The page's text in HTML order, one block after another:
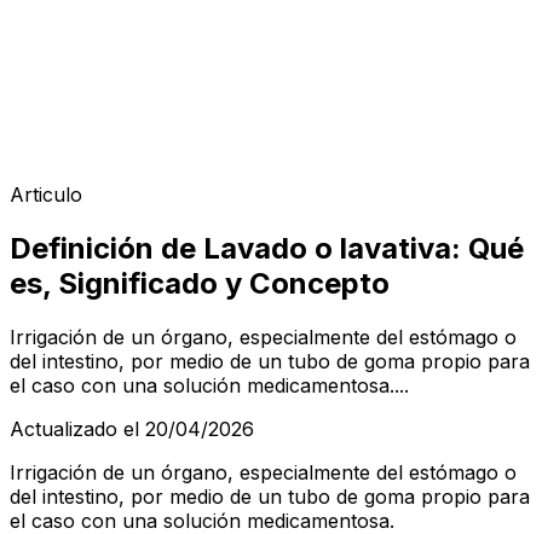
Articulo
Definición de Lavado o lavativa: Qué
es, Significado y Concepto
Irrigación de un órgano, especialmente del estómago o
del intestino, por medio de un tubo de goma propio para
el caso con una solución medicamentosa....
Actualizado el 20/04/2026
Irrigación de un órgano, especialmente del estómago o
del intestino, por medio de un tubo de goma propio para
el caso con una solución medicamentosa.